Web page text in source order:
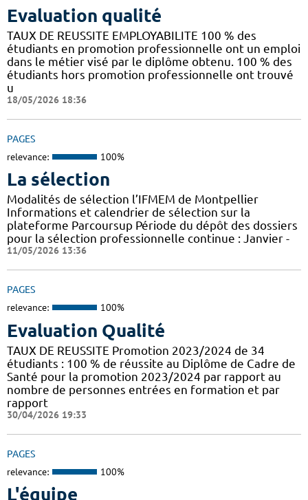
Evaluation qualité
TAUX DE REUSSITE EMPLOYABILITE 100 % des
étudiants en promotion professionnelle ont un emploi
dans le métier visé par le diplôme obtenu. 100 % des
étudiants hors promotion professionnelle ont trouvé
u
18/05/2026 18:36
PAGES
relevance: 100%
La sélection
Modalités de sélection l’IFMEM de Montpellier
Informations et calendrier de sélection sur la
plateforme Parcoursup Période du dépôt des dossiers
pour la sélection professionnelle continue : Janvier -
11/05/2026 13:36
PAGES
relevance: 100%
Evaluation Qualité
TAUX DE REUSSITE Promotion 2023/2024 de 34
étudiants : 100 % de réussite au Diplôme de Cadre de
Santé pour la promotion 2023/2024 par rapport au
nombre de personnes entrées en formation et par
rapport
30/04/2026 19:33
PAGES
relevance: 100%
L'équipe